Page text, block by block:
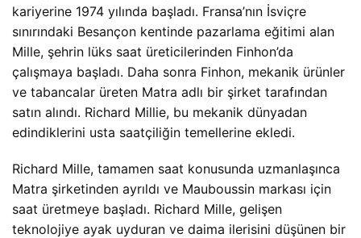
kariyerine 1974 yılında başladı. Fransa’nın İsviçre
sınırındaki Besançon kentinde pazarlama eğitimi alan
Mille, şehrin lüks saat üreticilerinden Finhon’da
çalışmaya başladı. Daha sonra Finhon, mekanik ürünler
ve tabancalar üreten Matra adlı bir şirket tarafından
satın alındı. Richard Millie, bu mekanik dünyadan
edindiklerini usta saatçiliğin temellerine ekledi.
Richard Mille, tamamen saat konusunda uzmanlaşınca
Matra şirketinden ayrıldı ve Mauboussin markası için
saat üretmeye başladı. Richard Mille, gelişen
teknolojiye ayak uyduran ve daima ilerisini düşünen bir